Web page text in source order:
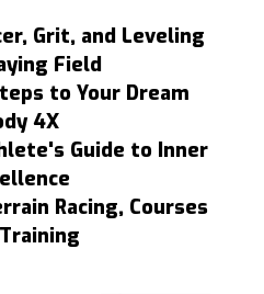
Grit, and Leveling
Field
to Your Dream
4X
Guide to Inner
Racing, Courses